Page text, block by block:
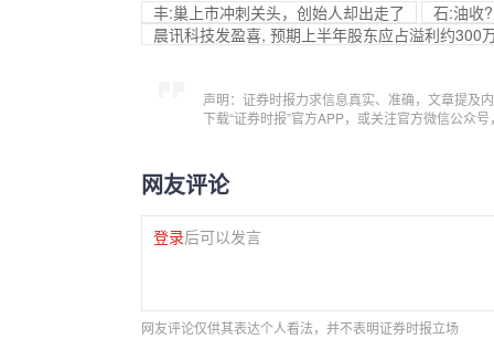
丰:巢上市冲刺关头，创始人却出走了
石:油收
晨讯科技发盈喜, 预期上半年股东应占溢利约300
声明：证券时报力求信息真实、准确，文章提及
下载“证券时报”官方APP，或关注官方微信公众
网友评论
登录后可以发言
网友评论仅供其表达个人看法，并不表明证券时报立场